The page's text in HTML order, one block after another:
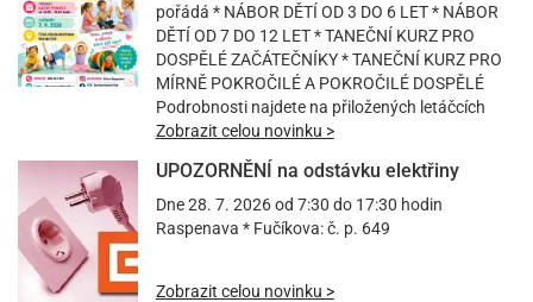
pořádá * NÁBOR DĚTÍ OD 3 DO 6 LET * NÁBOR
DĚTÍ OD 7 DO 12 LET * TANEČNÍ KURZ PRO
DOSPĚLÉ ZAČÁTEČNÍKY * TANEČNÍ KURZ PRO
MÍRNĚ POKROČILÉ A POKROČILÉ DOSPĚLÉ
Podrobnosti najdete na přiložených letáčcích
Zobrazit celou novinku >
UPOZORNĚNÍ na odstávku elektřiny
Dne 28. 7. 2026 od 7:30 do 17:30 hodin
Raspenava * Fučíkova: č. p. 649
Zobrazit celou novinku >